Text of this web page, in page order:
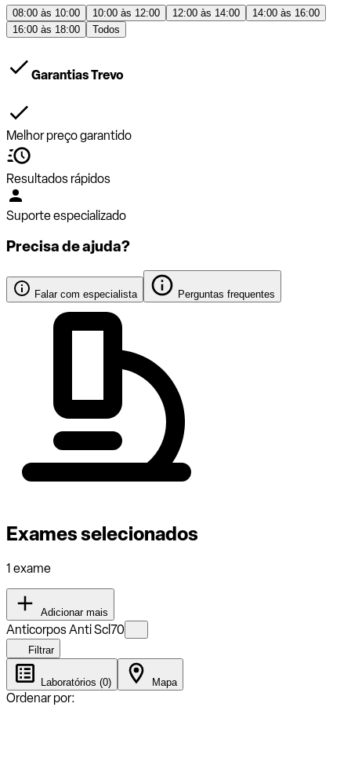
08:00 às 10:00 10:00 às 12:00 12:00 às 14:00
14:00 às 16:00
16:00 às 18:00
Todos
Garantias Trevo
Melhor preço garantido
Resultados rápidos
Suporte especializado
Precisa de ajuda?
Falar com especialista Perguntas frequentes
Exames selecionados
1 exame
Adicionar mais
Anticorpos Anti Scl70
Filtrar
Laboratórios (0) Mapa
Ordenar por: